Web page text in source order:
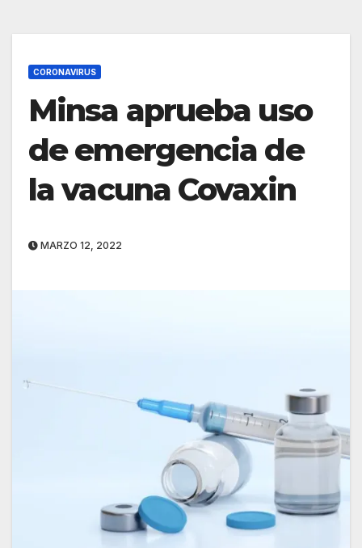
CORONAVIRUS
Minsa aprueba uso
de emergencia de
la vacuna Covaxin
MARZO 12, 2022